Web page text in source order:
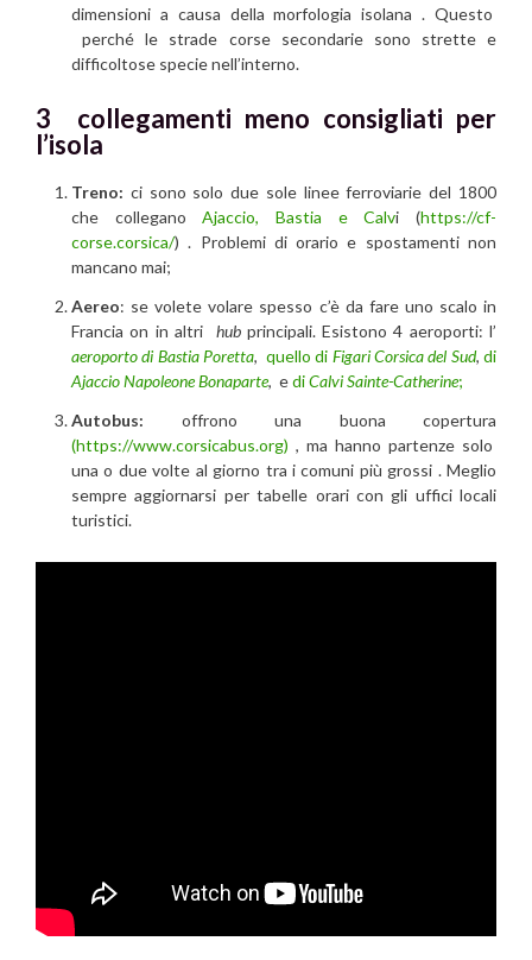
dimensioni a causa della morfologia isolana . Questo
perché le strade corse secondarie sono strette e
difficoltose specie nell’interno.
3 collegamenti meno consigliati per
l’isola
Treno: ci sono solo due sole linee ferroviarie del 1800
che colleganoAjaccio, Bastia e Calvi (https://cf-
corse.corsica/) . Problemi di orario e spostamenti non
mancano mai;
Aereo: se volete volare spesso c’è da fare uno scalo in
Francia on in altri hubprincipali. Esistono 4 aeroporti: l’
aeroporto di Bastia Poretta, quello di Figari Corsica del Sud,di
Ajaccio Napoleone Bonaparte, ediCalvi Sainte-Catherine;
Autobus: offrono una buona copertura
(https://www.corsicabus.org) , ma hanno partenze solo
una o due volte al giorno tra i comuni più grossi . Meglio
sempre aggiornarsi per tabelle orari con gli uffici locali
turistici.